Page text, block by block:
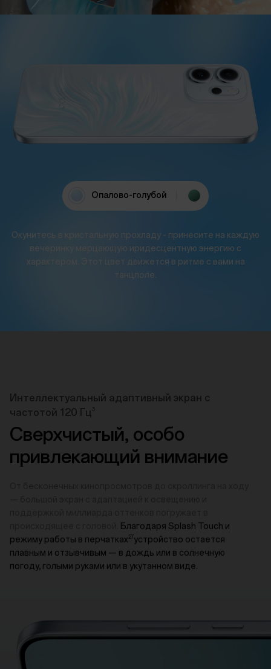
Опалово-голубой Светящийся
Окунитесь в кристальную прохладу - принесите на каждую
вечеринку мерцающую иридесцентную энергию с
характером. Этот цвет движется в ритме с вами на
танцполе.
Интеллектуальный адаптивный экран с
частотой 120 Гц3
Сверхчистый, особо
привлекающий внимание
Благодаря Splash Touch и
режиму работы в перчатках 27устройство остается
плавным и отзывчивым — в дождь или в солнечную
погоду, голыми руками или в укутанном виде.